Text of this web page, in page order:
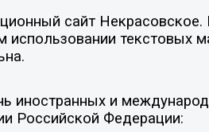
сайт Некрасовское.
использовании текстовых
иностранных и
Российской Федерации: